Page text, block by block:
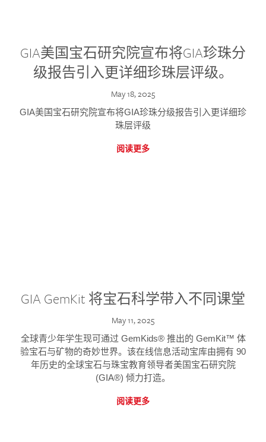
GIA美国宝石研究院宣布将GIA珍珠分
级报告引入更详细珍珠层评级。
May 18, 2025
GIA美国宝石研究院宣布将GIA珍珠分级报告引入更详细珍
珠层评级
阅读更多
GIA GemKit 将宝石科学带入不同课堂
May 11, 2025
全球青少年学生现可通过 GemKids® 推出的 GemKit™ 体
验宝石与矿物的奇妙世界。该在线信息活动宝库由拥有 90
年历史的全球宝石与珠宝教育领导者美国宝石研究院
(GIA®) 倾力打造。
阅读更多